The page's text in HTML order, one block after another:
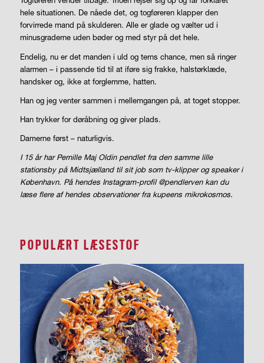
hele situationen. De nåede det, og togføreren klapper den
forvirrede mand på skulderen. Alle er glade og vælter ud i
minusgraderne uden bøder og med styr på det hele.
Endelig, nu er det manden i uld og terns chance, men så ringer
alarmen – i passende tid til at iføre sig frakke, halstørklæde,
handsker og, ikke at forglemme, hatten.
Han og jeg venter sammen i mellemgangen på, at toget stopper.
Han trykker for døråbning og giver plads.
Damerne først – naturligvis.
I 15 år har Pernille Maj Oldin pendlet fra den samme lille
stationsby på Midtsjælland til sit job som tv-klipper og speaker i
København. På hendes Instagram-profil @pendlerven kan du
læse flere af hendes observationer fra kupeens mikrokosmos.
POPULÆRT LÆSESTOF